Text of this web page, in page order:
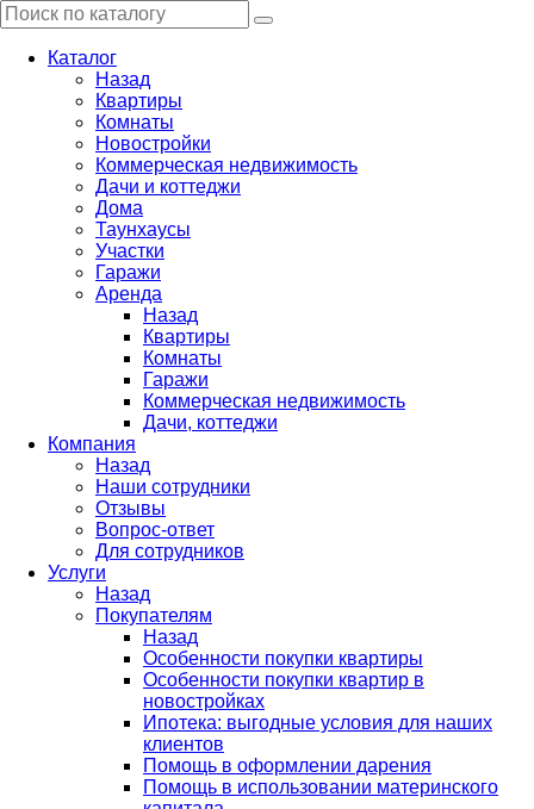
Каталог
Назад
Квартиры
Комнаты
Новостройки
Коммерческая недвижимость
Дачи и коттеджи
Дома
Таунхаусы
Участки
Гаражи
Аренда
Назад
Квартиры
Комнаты
Гаражи
Коммерческая недвижимость
Дачи, коттеджи
Компания
Назад
Наши сотрудники
Отзывы
Вопрос-ответ
Для сотрудников
Услуги
Назад
Покупателям
Назад
Особенности покупки квартиры
Особенности покупки квартир в
новостройках
Ипотека: выгодные условия для наших
клиентов
Помощь в оформлении дарения
Помощь в использовании материнского